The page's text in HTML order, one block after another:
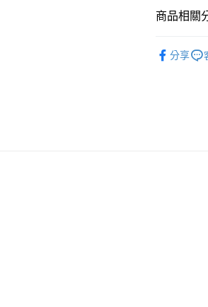
每筆NT$60
每筆NT$60
商品相關
分享